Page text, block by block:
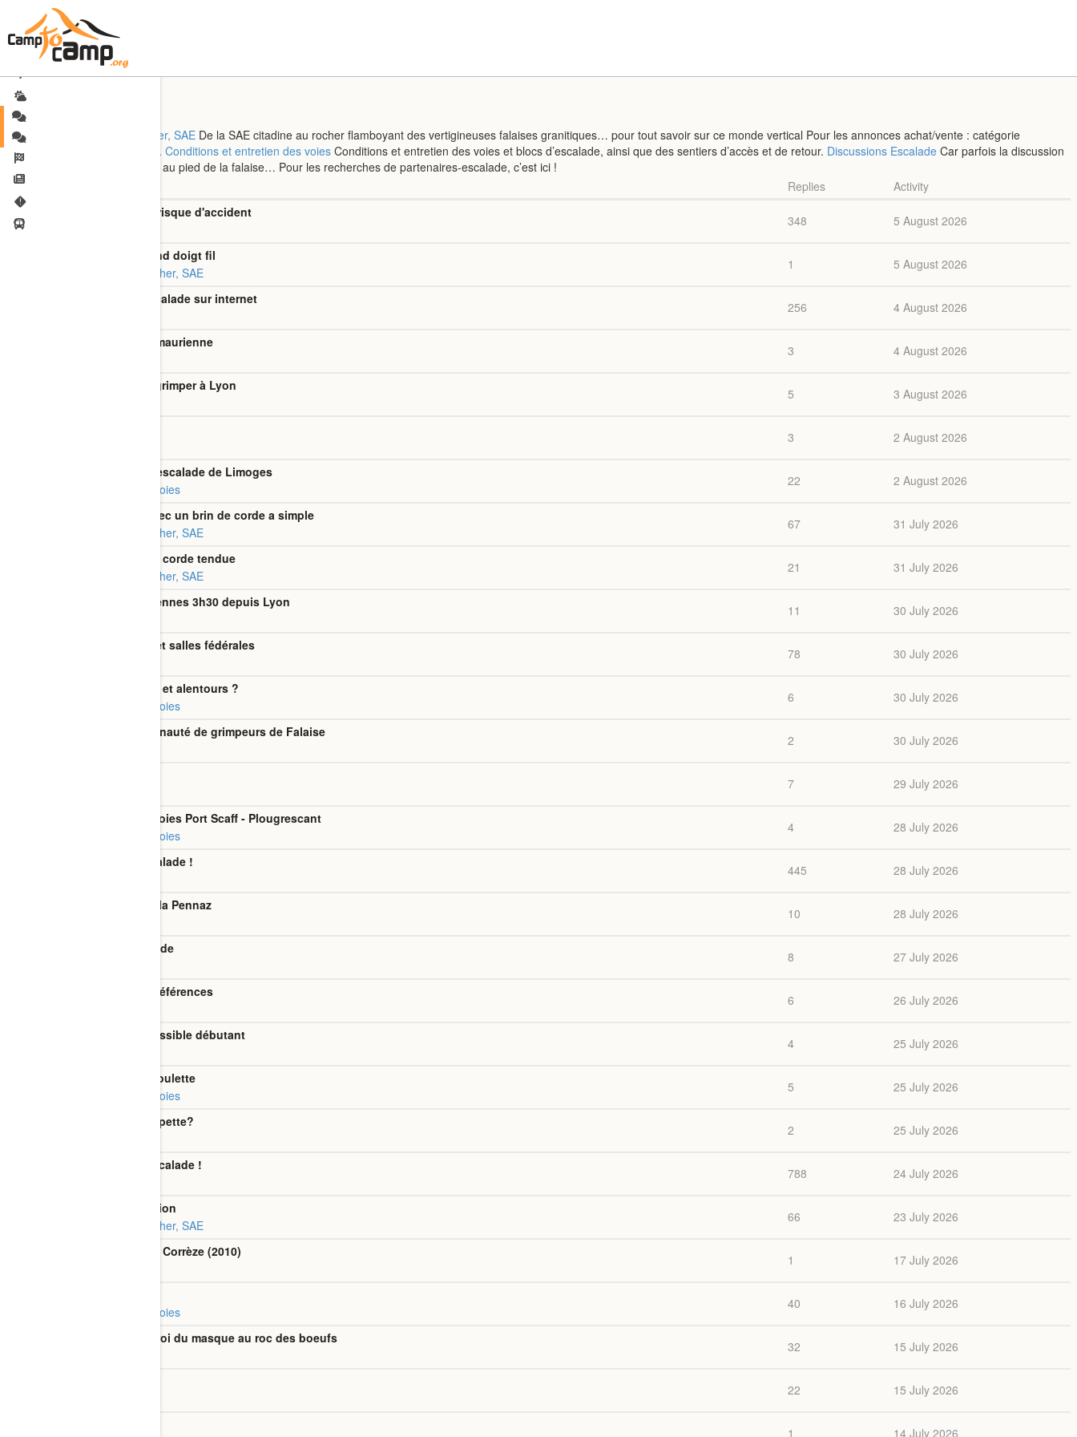
Escalade
Techniques et Matériel : Rocher, SAE De la SAE citadine au rocher flamboyant des vertigineuses falaises granitiques… pour tout savoir sur ce monde vertical Pour les annonces achat/vente : catégorie
Annonces matos Rocher, SAE. Conditions et entretien des voies Conditions et entretien des voies et blocs d’escalade, ainsi que des sentiers d’accès et de retour. Discussions Escalade Car parfois la discussion
peut se prolonger tardivement au pied de la falaise… Pour les recherches de partenaires-escalade, c’est ici !
Topic
Replies
Activity
Enrouleur automatique et risque d'accident
Discussions Escalade
348 5 August 2026
Rappel mousqueton simond doigt fil
Techniques et Matériel : Rocher, SAE
1 5 August 2026
Films documentaires d'escalade sur internet
256 4 August 2026
Suggestions grande voie maurienne
3 4 August 2026
Recherche conseils pour grimper à Lyon
5 3 August 2026
3 2 August 2026
Cotations mur extérieur d'escalade de Limoges
Conditions et entretien des voies
22 2 August 2026
Grimper en grande voie avec un brin de corde a simple
Techniques et Matériel : Rocher, SAE
67 31 July 2026
Utilisation microtraxion en corde tendue
Techniques et Matériel : Rocher, SAE
21 31 July 2026
Des idées de sites de couennes 3h30 depuis Lyon
11 30 July 2026
Salles d'escalade privées et salles fédérales
78 30 July 2026
GV à l'ombre Ariège/ Auzat et alentours ?
Conditions et entretien des voies
6 30 July 2026
Quigrimpefalaise - Communauté de grimpeurs de Falaise
2 30 July 2026
7 29 July 2026
Équipement et cotations voies Port Scaff - Plougrescant
Conditions et entretien des voies
4 28 July 2026
Belle perf féminine en escalade !
445 28 July 2026
Escalade aux Aiguilles de la Pennaz
10 28 July 2026
Descente grand pic d'espade
8 27 July 2026
Escalade en novembre...préférences
6 26 July 2026
Caroux - Grande voie accessible débutant
4 25 July 2026
Nidification Vallon de la Moulette
Conditions et entretien des voies
5 25 July 2026
Nouvelle voie - Barme d'Arpette?
2 25 July 2026
Belle perf masculine en escalade !
788 24 July 2026
De l'usage de la micro traxion
Techniques et Matériel : Rocher, SAE
66 23 July 2026
Recherche topo grimpe en Corrèze (2010)
1 17 July 2026
Conditions et entretien des voies
40 16 July 2026
Equipement progressif paroi du masque au roc des boeufs
32 15 July 2026
22 15 July 2026
1 14 July 2026